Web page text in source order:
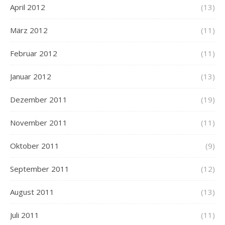
April 2012 (13)
März 2012 (11)
Februar 2012 (11)
Januar 2012 (13)
Dezember 2011 (19)
November 2011 (11)
Oktober 2011 (9)
September 2011 (12)
August 2011 (13)
Juli 2011 (11)